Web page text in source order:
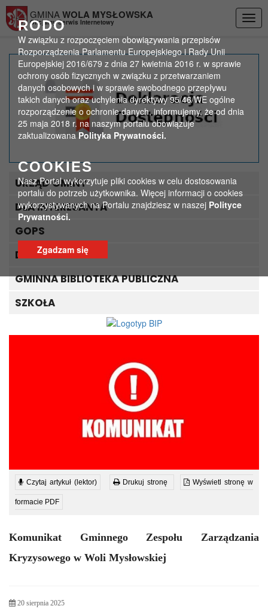
RODO
W związku z rozpoczęciem obowiązywania przepisów
Rozporządzenia Parlamentu Europejskiego i Rady Unii
Europejskiej 2016/679 z dnia 27 kwietnia 2016 r. w sprawie
ochrony osób fizycznych w związku z przetwarzaniem
danych osobowych i w sprawie swobodnego przepływu
takich danych oraz uchylenia dyrektywy 95/46/WE ogólne
rozporządzenie o ochronie danych, informujemy, że od dnia
25 maja 2018 r. na naszym portalu obowiązuje
zaktualizowanaPolityka Prywatności.
COOKIES
Nasz Portal wykorzytuje pliki cookies w celu dostosowania
portalu do potrzeb użytkownika. Więcej informacji o cookies
wykorzystywanych na Portalu znajdziesz w naszej Polityce
Prywatności.
Zgadzam się
GMINA WOLA MYSŁOWSKA
Oficjalny Serwis Internetowy
Komunikat Gminnego
Zespołu Zarządzania
Kryzysowego w Woli
Mysłowskiej
Strona główna > Aktualności
Komunikat Gminnego Zespołu Zarządzania Kryzysowego w Woli
Mysłowskiej
URZĄD GMINY
DLA INTERESANTA
GOPS
DLA TURYSTY
GMINNA BIBLIOTEKA PUBLICZNA
SZKOŁA
Czytaj artykuł (lektor) Drukuj stronę Wyświetl stronę w
formacie PDF
Komunikat Gminnego Zespołu Zarządzania
Kryzysowego w Woli Mysłowskiej
20 sierpnia 2025